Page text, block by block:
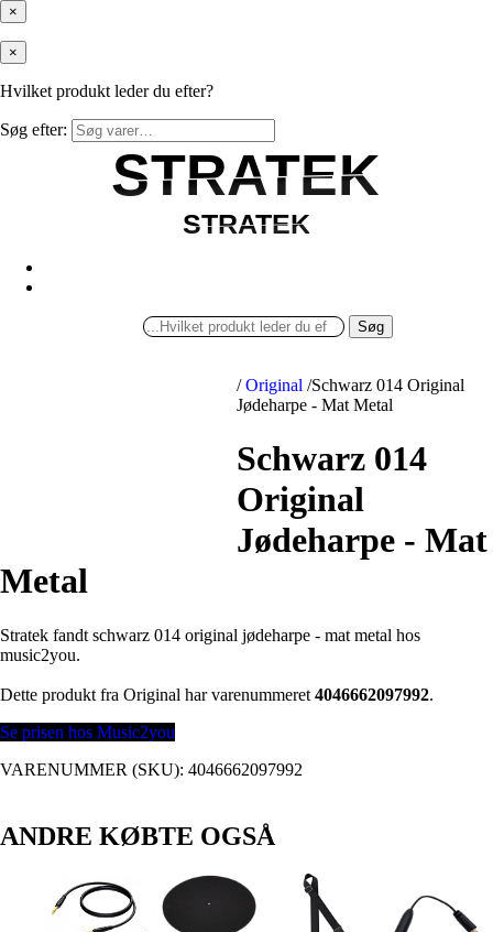
×
×
Hvilket produkt leder du efter?
Søg efter:
STRATEK
STRATEK
STRATEK
STRATEK
Søg
/ Original /Schwarz 014 Original
Jødeharpe - Mat Metal
Schwarz 014
Original
Jødeharpe - Mat
Metal
Stratek fandt schwarz 014 original jødeharpe - mat metal hos
music2you.
Dette produkt fra Original har varenummeret 4046662097992.
Se prisen hos Music2you
VARENUMMER (SKU): 4046662097992
ANDRE KØBTE OGSÅ